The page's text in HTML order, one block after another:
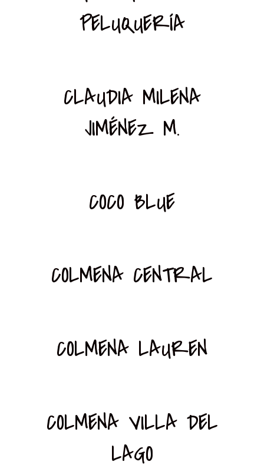
PELUQUERÍA
CLAUDIA MILENA
JIMÉNEZ M.
COCO BLUE
COLMENA CENTRAL
COLMENA LAUREN
COLMENA VILLA DEL
LAGO